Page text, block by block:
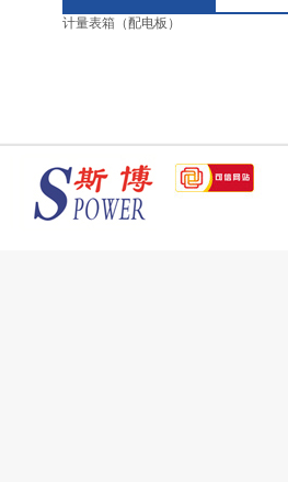
计量表箱（配电板）